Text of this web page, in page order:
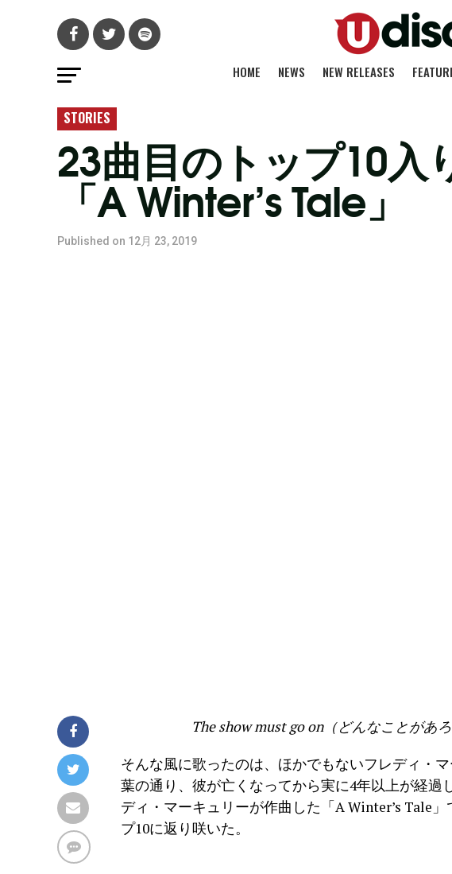
HOME NEWS NEW RELEASES
STORIES
23曲目のトップ10入
「A Winter’s Tale」
Published on 12月 23, 2019
The show must go on（どんなことがあ
そんな風に歌ったのは、ほかでもないフレディ・
葉の通り、彼が亡くなってから実に4年以上が経過
ディ・マーキュリーが作曲した「A Winter’s Tale
プ10に返り咲いた。